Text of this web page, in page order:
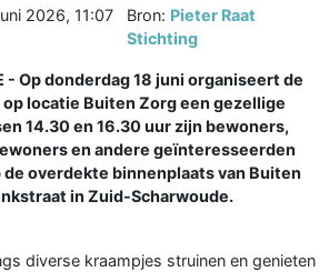
2026, 11:07
Bron: Pieter Raat
Stichting
- Op donderdag 18 juni organiseert de
locatie Buiten Zorg een gezellige
14.30 en 16.30 uur zijn bewoners,
en andere geïnteresseerden
overdekte binnenplaats van Buiten
in Zuid-Scharwoude.
diverse kraampjes struinen en genieten